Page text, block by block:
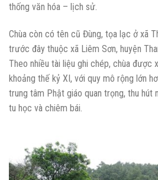
thống văn hóa – lịch sử.
Chùa còn có tên cũ Đùng, tọa lạc ở xã
trước đây thuộc xã Liêm Sơn, huyện
Theo nhiều tài liệu ghi chép, chùa được
khoảng thế kỷ XI, với quy mô rộng lớn
trung tâm Phật giáo quan trọng, thu hút
tu học và chiêm bái.